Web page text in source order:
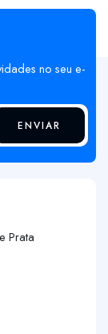
no seu e-
ENVIAR
Prata